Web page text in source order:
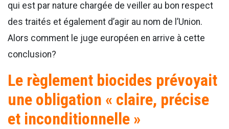
qui est par nature chargée de veiller au bon respect
des traités et également d’agir au nom de l’Union.
Alors comment le juge européen en arrive à cette
conclusion?
Le règlement biocides prévoyait
une obligation « claire, précise
et inconditionnelle »